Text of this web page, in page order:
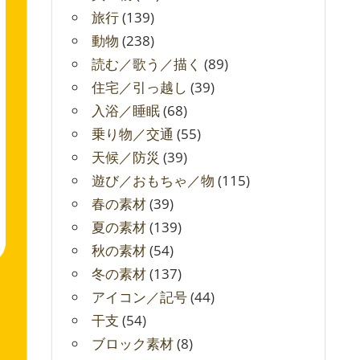
旅行(139)
動物 (238)
読む／歌う／描く (89)
住宅／引っ越し (39)
入浴／睡眠(68)
乗り物／交通 (55)
天候／防災 (39)
遊び／おもちゃ／物 (115)
春の素材(39)
夏の素材(139)
秋の素材(54)
冬の素材(137)
アイコン／記号(44)
干支 (54)
ブロック素材(8)